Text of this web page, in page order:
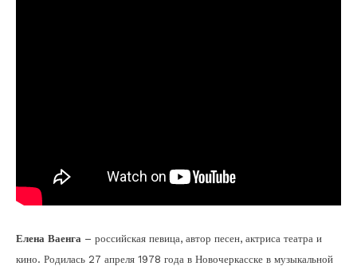
Елена Ваенга – российская певица, автор песен, актриса театра и
кино. Родилась 27 апреля 1978 года в Новочеркасске в музыкальной